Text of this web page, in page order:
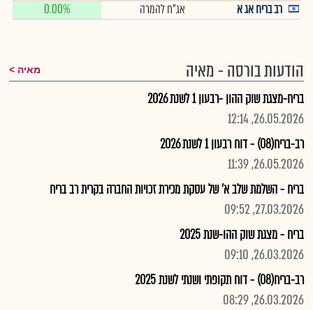
רב בריח אג א
אג"ח להמרה 0.00%
הודעות בורסה - מאיה מאיה
בריח-מצגת שוק ההון -רבעון 1 לשנת 2026
26.05.2026, 12:14
רב-בריח(08) - דוח רבעון 1 לשנת 2026
26.05.2026, 11:39
בריח - השלמת שלב א' של עסקת מכירת זכויות החברה בקרית רב בריח
27.03.2026, 09:52
בריח - מצגת שוק ההו-שנת 2025
26.03.2026, 09:10
רב-בריח(08) - דוח תקופתי ושנתי לשנת 2025
26.03.2026, 08:29